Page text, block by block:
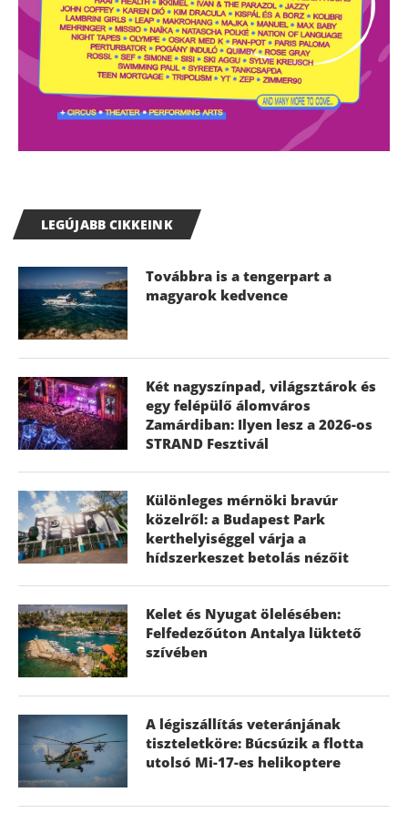
LEGÚJABB CIKKEINK
Továbbra is a tengerpart a
magyarok kedvence
Két nagyszínpad, világsztárok és
egy felépülő álomváros
Zamárdiban: Ilyen lesz a 2026-os
STRAND Fesztivál
Különleges mérnöki bravúr
közelről: a Budapest Park
kerthelyiséggel várja a
hídszerkeszet betolás nézőit
Kelet és Nyugat ölelésében:
Felfedezőúton Antalya lüktető
szívében
A légiszállítás veteránjának
tiszteletköre: Búcsúzik a flotta
utolsó Mi-17-es helikoptere